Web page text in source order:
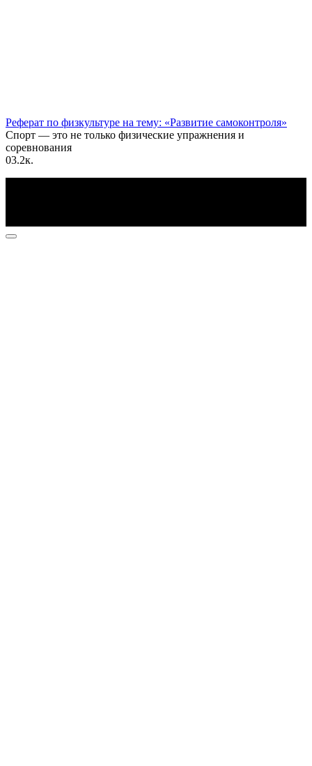
Реферат по физкультуре на тему: «Развитие самоконтроля»
Спорт — это не только физические упражнения и
соревнования
03.2к.